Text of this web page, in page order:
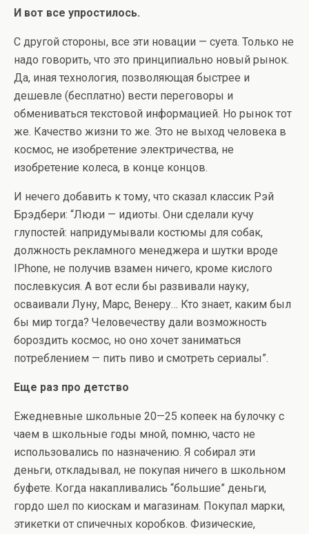
И вот все упростилось.
С другой стороны, все эти новации — суета. Только не
надо говорить, что это принципиально новый рынок.
Да, иная технология, позволяющая быстрее и
дешевле (бесплатно) вести переговоры и
обмениваться текстовой информацией. Но рынок тот
же. Качество жизни то же. Это не выход человека в
космос, не изобретение электричества, не
изобретение колеса, в конце концов.
И нечего добавить к тому, что сказал классик Рэй
Брэдбери: “Люди — идиоты. Они сделали кучу
глупостей: напридумывали костюмы для собак,
должность рекламного менеджера и шутки вроде
IPhone, не получив взамен ничего, кроме кислого
послевкусия. А вот если бы развивали науку,
осваивали Луну, Марс, Венеру… Кто знает, каким был
бы мир тогда? Человечеству дали возможность
бороздить космос, но оно хочет заниматься
потреблением — пить пиво и смотреть сериалы”.
Еще раз про детство
Ежедневные школьные 20—25 копеек на булочку с
чаем в школьные годы мной, помню, часто не
использовались по назначению. Я собирал эти
деньги, откладывал, не покупая ничего в школьном
буфете. Когда накапливались “большие” деньги,
гордо шел по киоскам и магазинам. Покупал марки,
этикетки от спичечных коробков. Физические,